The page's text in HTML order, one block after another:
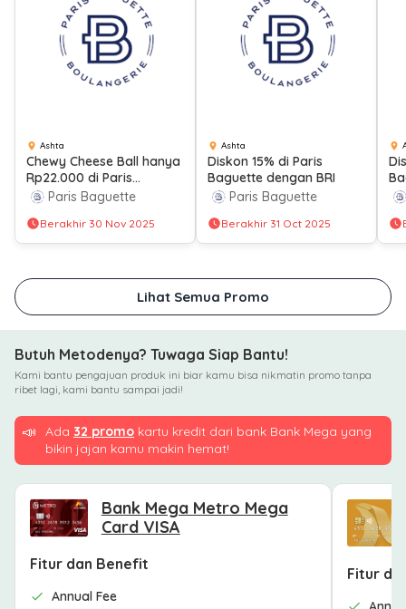
Ashta
Chewy Cheese Ball hanya
Rp22.000 di Paris
Baguette dengan
Pembayaran
Paris Baguette
Berakhir 30 Nov 2025
Ashta
Diskon 15% di Paris
Baguette dengan BRI
Paris Baguette
Berakhir 31 Oct 2025
Lihat Semua Promo
Butuh Metodenya? Tuwaga Siap Bantu!
Kami bantu pengajuan produk ini biar kamu bisa nikmatin promo tanpa
ribet lagi, kami bantu sampai jadi!
📣 Ada 32 promo kartu kredit dari bank Bank Mega yang
bikin jajan kamu makin hemat!
Bank Mega Metro Mega
Card VISA
Fitur dan Benefit
Annual Fee
Fitur